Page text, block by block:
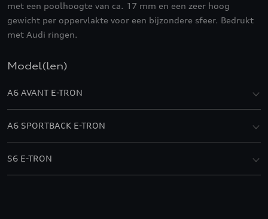
met een poolhoogte van ca. 17 mm en een zeer hoog
gewicht per oppervlakte voor een bijzondere sfeer. Bedrukt
met Audi ringen.
Model(len)
A6 AVANT E-TRON
A6 SPORTBACK E-TRON
S6 E-TRON